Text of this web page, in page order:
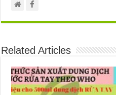
Related Articles